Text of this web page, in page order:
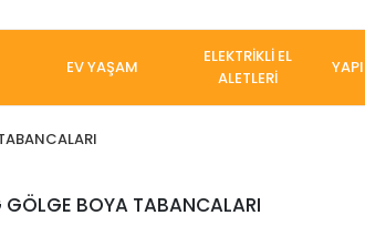
EV YAŞAM
ELEKTRİKLİ EL
ALETLERİ
BOYA TABANCALARI